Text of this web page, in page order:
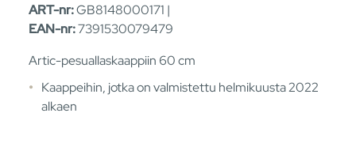
ART-nr:GB8148000171 |
EAN-nr:7391530079479
Artic-pesuallaskaappiin 60 cm
Kaappeihin, jotka on valmistettu helmikuusta 2022
alkaen